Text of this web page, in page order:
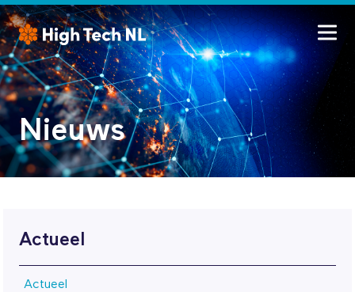
Nieuws
Actueel
Actueel